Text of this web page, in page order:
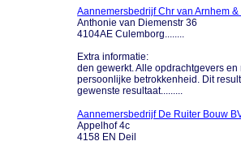
Aannemersbedrijf Chr van Arnhem &
Anthonie van Diemenstr 36
4104AE Culemborg........
Extra informatie:
den gewerkt. Alle opdrachtgevers
persoonlijke betrokkenheid. Dit
gewenste resultaat.........
Aannemersbedrijf De Ruiter Bouw
Appelhof 4c
4158 EN Deil